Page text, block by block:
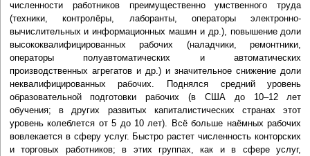
численности работников преимущественно умственного труда
(техники, контролёры, лаборанты, операторы электронно-
вычислительных и информационных машин и др.), повышение доли
высококвалифицированных рабочих (наладчики, ремонтники,
операторы полуавтоматических и автоматических
производственных агрегатов и др.) и значительное снижение доли
неквалифицированных рабочих. Поднялся средний уровень
образовательной подготовки рабочих (в США до 10–12 лет
обучения; в других развитых капиталистических странах этот
уровень колеблется от 5 до 10 лет). Всё больше наёмных рабочих
вовлекается в сферу услуг. Быстро растет численность конторских
и торговых работников; в этих группах, как и в сфере услуг,